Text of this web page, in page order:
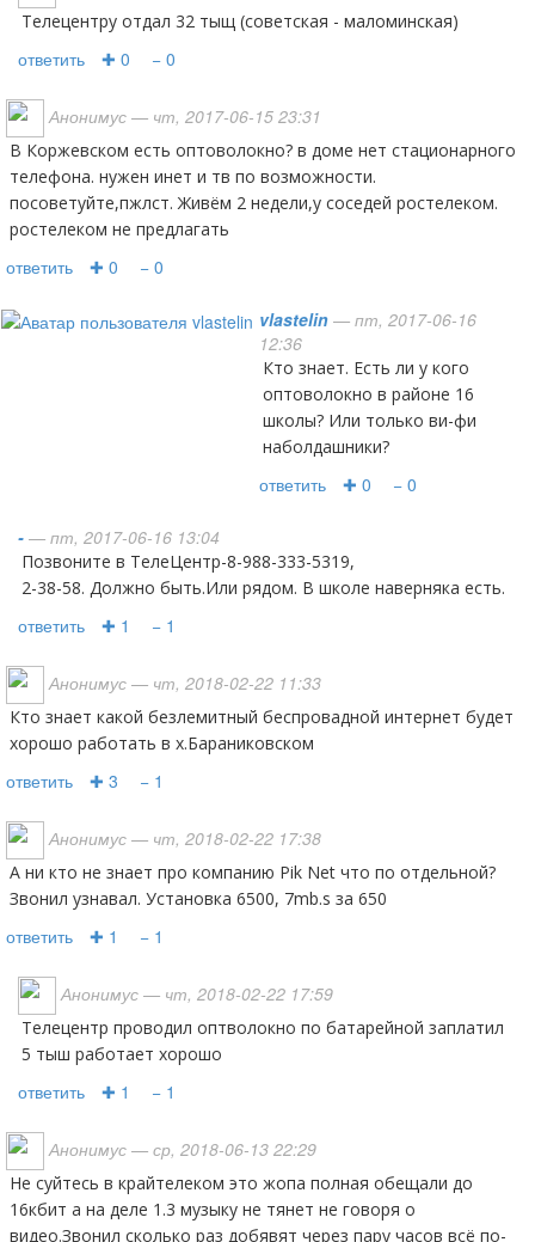
телецентру отдал 32 тыщ (советская - маломинская)
ответить ✚ 0 − 0
Анонимус — чт, 2017-06-15 23:31
в Коржевском есть оптоволокно? в доме нет стационарного
телефона. нужен инет и тв по возможности.
посоветуйте,пжлст. Живём 2 недели,у соседей ростелеком.
ростелеком не предлагать
ответить ✚ 0 − 0
vlastelin — пт, 2017-06-16
12:36
Кто знает. Есть ли у кого
оптоволокно в районе 16
школы? Или только ви-фи
наболдашники?
ответить ✚ 0 − 0
- — пт, 2017-06-16 13:04
Позвоните в ТелеЦентр-8-988-333-5319,
2-38-58. Должно быть.Или рядом. В школе наверняка есть.
ответить ✚ 1 − 1
Анонимус — чт, 2018-02-22 11:33
Кто знает какой безлемитный беспровадной интернет будет
хорошо работать в х.Бараниковском
ответить ✚ 3 − 1
Анонимус — чт, 2018-02-22 17:38
А ни кто не знает про компанию Pik Net что по отдельной?
Звонил узнавал. Установка 6500, 7mb.s за 650
ответить ✚ 1 − 1
Анонимус — чт, 2018-02-22 17:59
Телецентр проводил оптволокно по батарейной заплатил
5 тыш работает хорошо
ответить ✚ 1 − 1
Анонимус — ср, 2018-06-13 22:29
Не суйтесь в крайтелеком это жопа полная обещали до
16кбит а на деле 1.3 музыку не тянет не говоря о
видео.Звонил сколько раз добявят через пару часов всё по-